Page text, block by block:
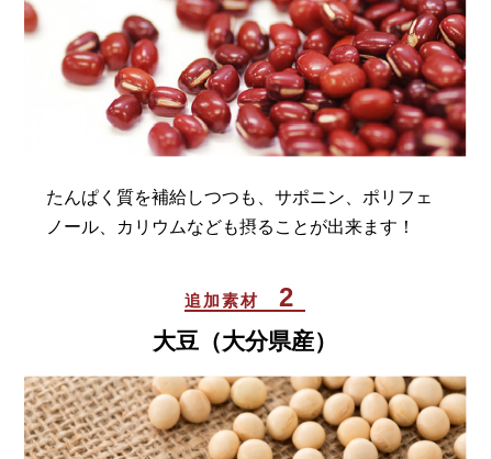
たんぱく質を補給しつつも、サポニン、ポリフェ
ノール、カリウムなども摂ることが出来ます！
追加素材 2
大豆（大分県産）